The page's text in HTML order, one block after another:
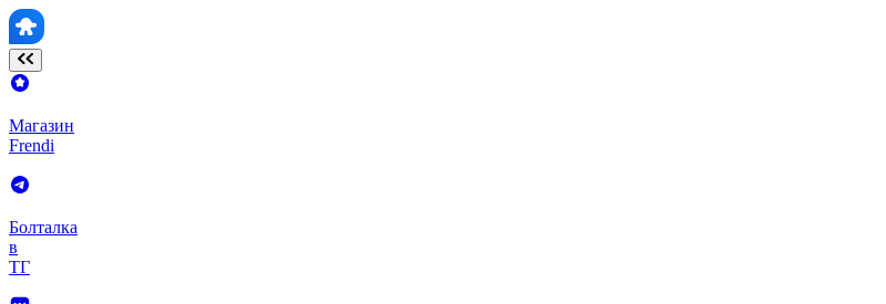
Магазин
Frendi
Болталка
в
ТГ